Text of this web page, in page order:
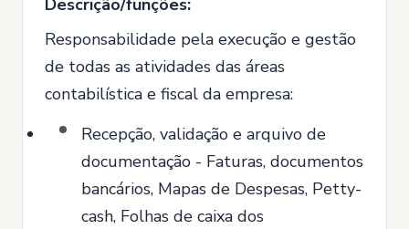
Descrição/funções:
Responsabilidade pela execução e gestão
de todas as atividades das áreas
contabilística e fiscal da empresa:
Recepção, validação e arquivo de
documentação - Faturas, documentos
bancários, Mapas de Despesas, Petty-
cash, Folhas de caixa dos